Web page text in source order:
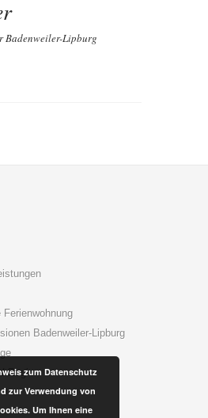
Badenweiler-Lipburg
Ferienwohnung
Badenweiler-Lipburg
Regionzum Datenschutz
zur Verwendung von
Um Ihnen eine